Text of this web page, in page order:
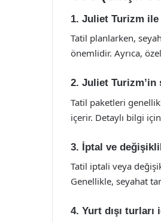
1. Juliet Turizm
Tatil planlarken,
önemlidir. Ayrıca,
2. Juliet
Tatil paketleri
içerir. Detaylı bilgi
3. İptal ve
Tatil iptali veya
Genellikle, seyahat
4. Yurt dışı